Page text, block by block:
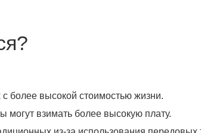
более высокой стоимостью жизни.
взимать более высокую плату.